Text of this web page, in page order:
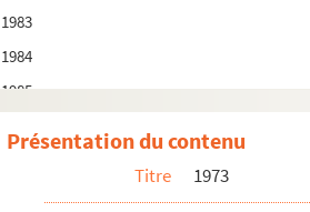
1983
1984
1985
Présentation du contenu
Titre 1973